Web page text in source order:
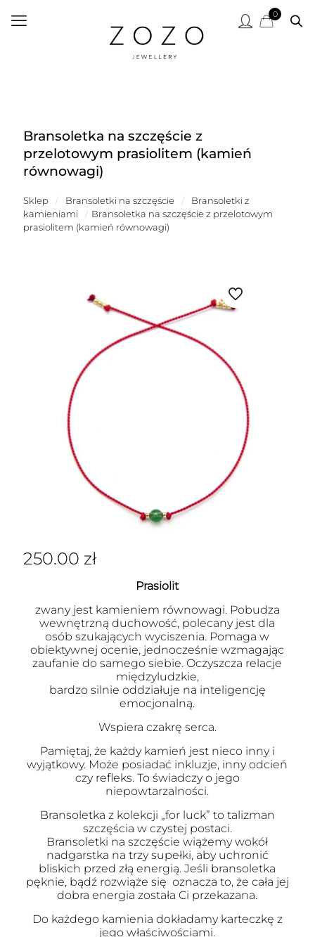
0
Bransoletka na szczęście z
przelotowym prasiolitem (kamień
równowagi)
Sklep / Bransoletki na szczęście /
Bransoletki z
kamieniami
/ Bransoletka na szczęście z przelotowym
prasiolitem (kamień równowagi)
250.00 zł
Prasiolit
zwany jest kamieniem równowagi. Pobudza
wewnętrzną duchowość, polecany jest dla
osób szukających wyciszenia. Pomaga w
obiektywnej ocenie, jednocześnie wzmagając
zaufanie do samego siebie. Oczyszcza relacje
międzyludzkie,
bardzo silnie oddziałuje na inteligencję
emocjonalną.
Wspiera czakrę serca.
Pamiętaj, że każdy kamień jest nieco inny i
wyjątkowy. Może posiadać inkluzje, inny odcień
czy refleks. To świadczy o jego
niepowtarzalności.
Bransoletka z kolekcji „for luck” to talizman
szczęścia w czystej postaci.
Bransoletki na szczęście wiążemy wokół
nadgarstka na trzy supełki, aby uchronić
bliskich przed złą energią. Jeśli bransoletka
pęknie, bądź rozwiąże się oznacza to, że cała jej
dobra energia została Ci przekazana.
Do każdego kamienia dokładamy karteczkę z
jego właściwościami.